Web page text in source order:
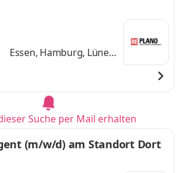
Essen, Hamburg, Lünen
Suche per Mail erhalten
(m/w/d) am Standort Dort